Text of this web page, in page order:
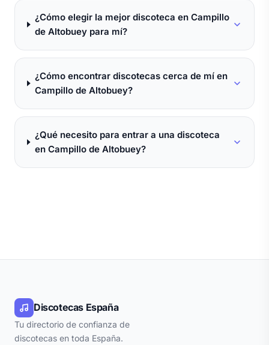
¿Cómo elegir la mejor discoteca en Campillo
de Altobuey para mí?
¿Cómo encontrar discotecas cerca de mí en
Campillo de Altobuey?
¿Qué necesito para entrar a una discoteca
en Campillo de Altobuey?
Discotecas España
Tu directorio de confianza de
discotecas en toda España.